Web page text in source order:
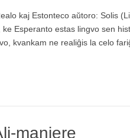
kaj Estonteco aŭtoro: Solis
Esperanto estas lingvo sen
kvankam ne realiĝis la celo
maniere